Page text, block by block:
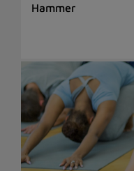
Hammer